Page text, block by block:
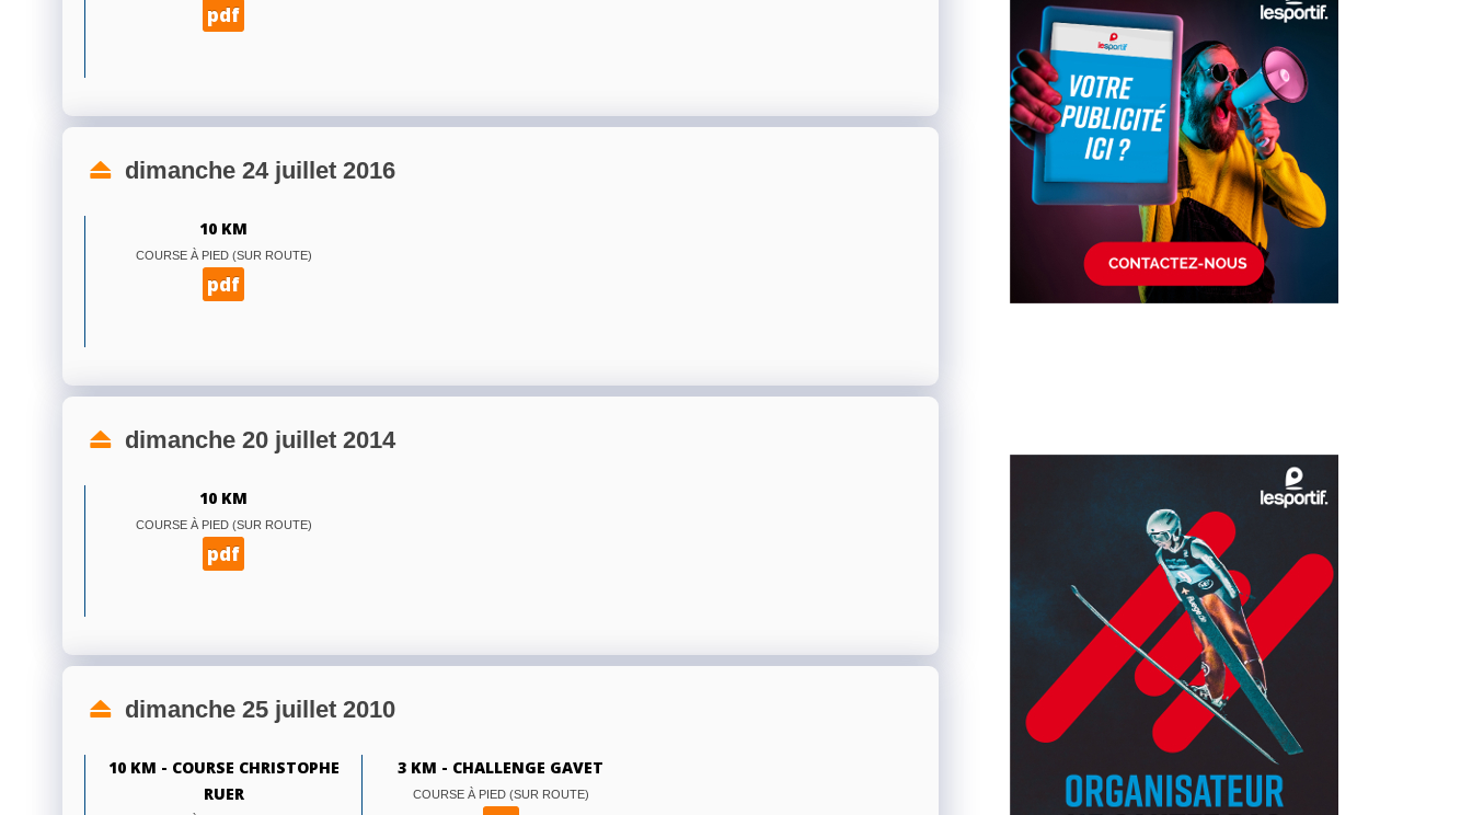
pdf
dimanche 24 juillet 2016
10 KM
COURSE À PIED (SUR ROUTE)
pdf
dimanche 20 juillet 2014
10 KM
COURSE À PIED (SUR ROUTE)
pdf
dimanche 25 juillet 2010
10 KM - COURSE CHRISTOPHE
RUER
3 KM - CHALLENGE GAVET
COURSE À PIED (SUR ROUTE)